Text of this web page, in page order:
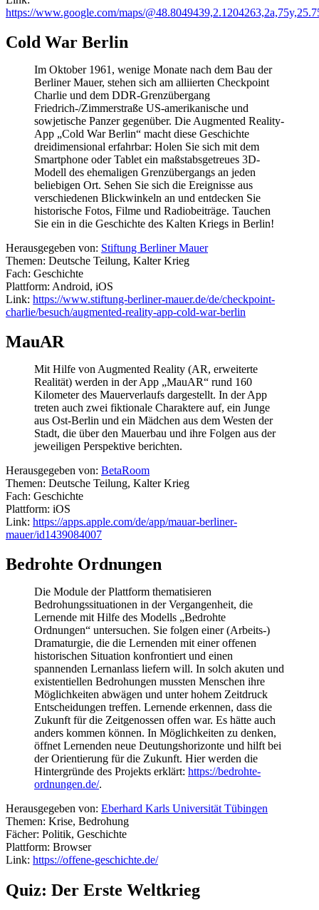
https://www.google.com/maps/
Cold War Berlin
Im Oktober 1961, wenige Monate nach dem Bau der
Berliner Mauer, stehen sich am alliierten Checkpoint
Charlie und dem DDR-Grenzübergang
Friedrich-/Zimmerstraße US-amerikanische und
sowjetische Panzer gegenüber. Die Augmented Reality-
App „Cold War Berlin“ macht diese Geschichte
dreidimensional erfahrbar: Holen Sie sich mit dem
Smartphone oder Tablet ein maßstabsgetreues 3D-
Modell des ehemaligen Grenzübergangs an jeden
beliebigen Ort. Sehen Sie sich die Ereignisse aus
verschiedenen Blickwinkeln an und entdecken Sie
historische Fotos, Filme und Radiobeiträge. Tauchen
Sie ein in die Geschichte des Kalten Kriegs in Berlin!
Herausgegeben von: Stiftung Berliner Mauer
Themen: Deutsche Teilung, Kalter Krieg
Fach: Geschichte
Plattform: Android, iOS
Link: https://www.stiftung-berliner-mauer.de/de/checkpoint-
charlie/besuch/augmented-reality-app-cold-war-berlin
MauAR
Mit Hilfe von Augmented Reality (AR, erweiterte
Realität) werden in der App „MauAR“ rund 160
Kilometer des Mauerverlaufs dargestellt. In der App
treten auch zwei fiktionale Charaktere auf, ein Junge
aus Ost-Berlin und ein Mädchen aus dem Westen der
Stadt, die über den Mauerbau und ihre Folgen aus der
jeweiligen Perspektive berichten.
Herausgegeben von: BetaRoom
Themen: Deutsche Teilung, Kalter Krieg
Fach: Geschichte
Plattform: iOS
Link: https://apps.apple.com/de/app/mauar-berliner-
mauer/id1439084007
Bedrohte Ordnungen
Die Module der Plattform thematisieren
Bedrohungssituationen in der Vergangenheit, die
Lernende mit Hilfe des Modells „Bedrohte
Ordnungen“ untersuchen. Sie folgen einer (Arbeits-)
Dramaturgie, die die Lernenden mit einer offenen
historischen Situation konfrontiert und einen
spannenden Lernanlass liefern will. In solch akuten und
existentiellen Bedrohungen mussten Menschen ihre
Möglichkeiten abwägen und unter hohem Zeitdruck
Entscheidungen treffen. Lernende erkennen, dass die
Zukunft für die Zeitgenossen offen war. Es hätte auch
anders kommen können. In Möglichkeiten zu denken,
öffnet Lernenden neue Deutungshorizonte und hilft bei
der Orientierung für die Zukunft. Hier werden die
Hintergründe des Projekts erklärt: https://bedrohte-
ordnungen.de/.
Herausgegeben von: Eberhard Karls Universität Tübingen
Themen: Krise, Bedrohung
Fächer: Politik, Geschichte
Plattform: Browser
Link: https://offene-geschichte.de/
Quiz: Der Erste Weltkrieg